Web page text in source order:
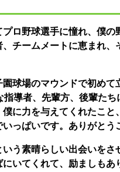
ロ野球選手に憧れ、僕の
チームメートに恵まれ、
球場のマウンドで初めて
導者、先輩方、後輩た
に力を与えてくれたこと
っぱいです。ありがとう
う素晴らしい出会いをさ
いてくれて、励ましもあ